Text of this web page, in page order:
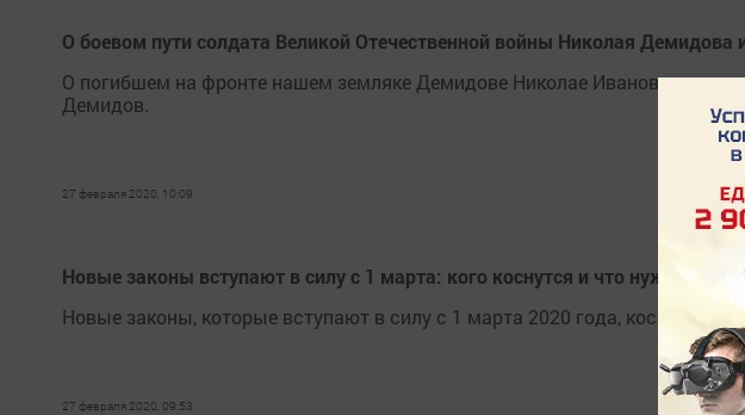
О боевом пути солдата Великой Отечественной войны Николая Демидова
О погибшем на фронте нашем земляке Демидове Николае Ивановиче
Демидов.
27 февраля 2020, 10:09
Новые законы вступают в силу с 1 марта: кого коснутся и что нужно знать
Новые законы, которые вступают в силу с 1 марта 2020 года, коснутся
27 февраля 2020, 09:53